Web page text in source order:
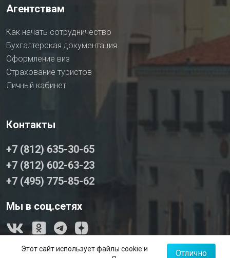
Этот сайт использует файлы cookie и
Отлично
Агентствам
Как начать сотрудничество
Бухгалтерская документация
Оформление виз
Страхование туристов
Личный кабинет
Контакты
+7 (812) 635-30-65
+7 (812) 602-63-23
+7 (495) 775-85-62
Мы в соц.сетях
Карта сайта